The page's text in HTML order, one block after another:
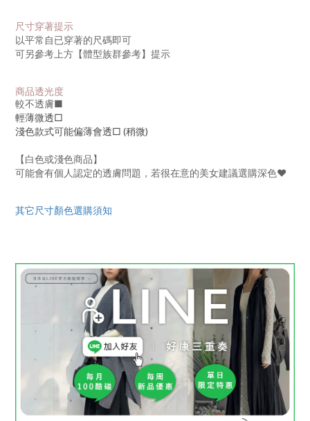
尺寸穿著提示
以平常自已穿著的尺碼即可
可另參考上方【體型族群參考】提示
商品透光度
較不透膚■
輕薄微透□
淺色款式可能偏薄會透□ (稍微)
【白色或淺色商品】
可能會有個人認定的透膚問題，若很在意的美女建議選購深色♥
其它尺寸顏色選購須知